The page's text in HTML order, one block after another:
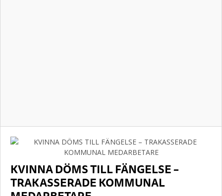
KVINNA DÖMS TILL FÄNGELSE –
TRAKASSERADE KOMMUNAL